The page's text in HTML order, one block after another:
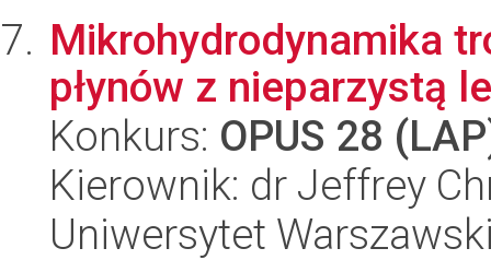
Mikrohydrodynamika
płynów z nieparzystą
Konkurs: OPUS 28
Kierownik: dr Jeffrey
Uniwersytet